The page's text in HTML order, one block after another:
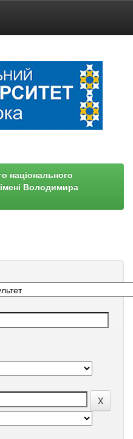
національного
імені Володимира